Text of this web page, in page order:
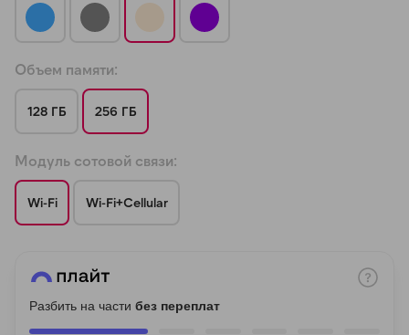
Объем памяти:
128 ГБ 256 ГБ
Модуль сотовой связи:
Wi-Fi Wi-Fi+Cellular
Разбить на части без переплат